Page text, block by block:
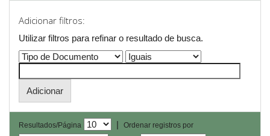
Adicionar filtros:
Utilizar filtros para refinar o resultado de busca.
Resultados/Página |
Ordenar registros por